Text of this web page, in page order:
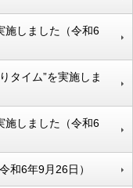
施しました（令和6
タイム”を実施しま
施しました（令和6
和6年9月26日）